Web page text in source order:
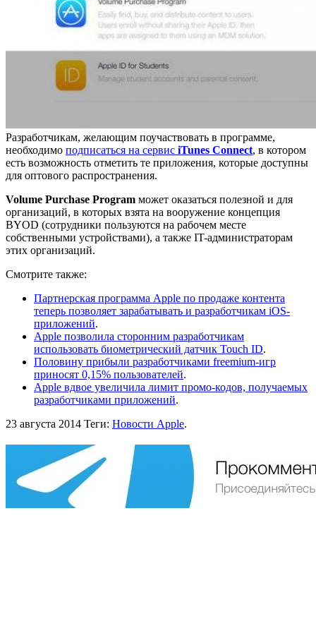
Разработчикам, желающим поучаствовать в программе,
необходимо подписаться на сервис iTunes Connect, в котором
есть возможность отметить те приложения, которые доступны
для оптового распространения.
Volume Purchase Program может оказаться полезной и для
организаций, в которых взята на вооружение концепция
BYOD (сотрудники пользуются на рабочем месте
собственными устройствами), а также IT-администраторам
этих организаций.
Смотрите также:
Партнерская программа Apple по продаже контента
теперь позволяет зарабатывать и разработчикам iOS-
приложений.
Apple позволила сторонним разработчикам
использовать биометрический датчик Touch ID.
Половину прибыли разработчиками freemium-игр
приносят 0,15% пользователей.
Apple вдвое увеличила лимит промо-кодов, получаемых
разработчиками приложений.
23 августа 2014 Теги: Новости Apple.